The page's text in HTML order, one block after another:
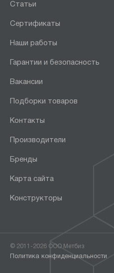
Статьи
Сертификаты
Наши работы
Гарантии и безопасность
Вакансии
Подборки товаров
Контакты
Производители
Бренды
Карта сайта
Конструкторы
© 2011-2026 ООО Метбиз
Политика конфиденциальности